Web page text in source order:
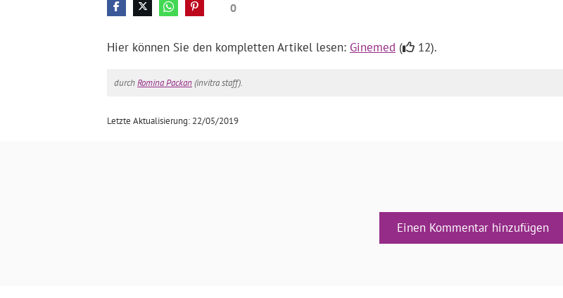
0
Hier können Sie den kompletten Artikel lesen: Ginemed ( 12).
durchRomina Packan(invitra staff).
Letzte Aktualisierung: 22/05/2019
Einen Kommentar hinzufügen